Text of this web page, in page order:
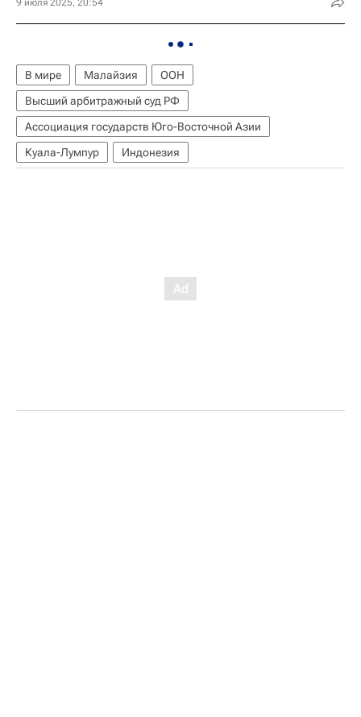
В мире Малайзия
ООН
Высший арбитражный суд РФ
Ассоциация государств Юго-Восточной Азии
Куала-Лумпур
Индонезия